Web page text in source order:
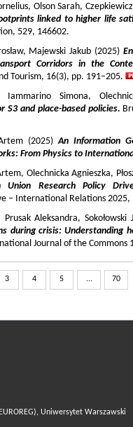
Olson Sarah,
linked to higher life
529, 146602.
Majewski Jakub (2025)
Corridors in the
Tourism, 16(3), pp. 191–205.
Iammarino Simona,
S3 and place-based policies.
(2025)An Information
From Physics to
Olechnicka Agnieszka,
Union Research Policy
– International Relations 2025,
Prusak Aleksandra,
during crisis: Understanding
Journal of the Commons
3 4 5 ... 70
Uniwersytet Warszawski